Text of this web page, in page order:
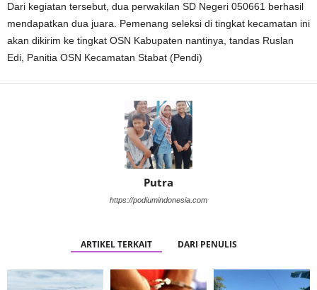
Dari kegiatan tersebut, dua perwakilan SD Negeri 050661 berhasil
mendapatkan dua juara. Pemenang seleksi di tingkat kecamatan ini
akan dikirim ke tingkat OSN Kabupaten nantinya, tandas Ruslan
Edi, Panitia OSN Kecamatan Stabat (Pendi)
Putra
https://podiumindonesia.com
ARTIKEL TERKAIT DARI PENULIS